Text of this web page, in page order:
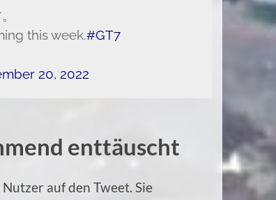
this week.#GT7
20, 2022
enttäuscht
auf den Tweet. Sie